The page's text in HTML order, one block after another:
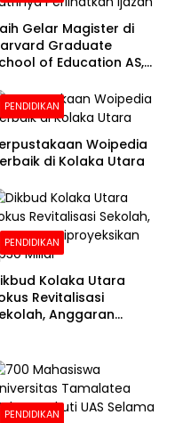
Gelar Magister di
Graduate
of Education AS,
Putrinya Perlihatkan
PENDIDIKAN
Woipedia
di Kolaka Utara
PENDIDIKAN
Kolaka Utara
Revitalisasi
Anggaran
PENDIDIKAN